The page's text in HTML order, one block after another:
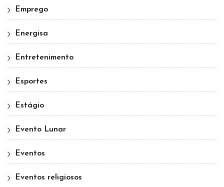
Emprego
Energisa
Entretenimento
Esportes
Estágio
Evento Lunar
Eventos
Eventos religiosos